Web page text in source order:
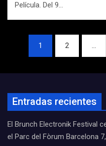
Película. Del 9…
Navegación
entradas
1 2 …
Entradas recientes
El Brunch Electronik Festival
el Parc del Fòrum Barcelona